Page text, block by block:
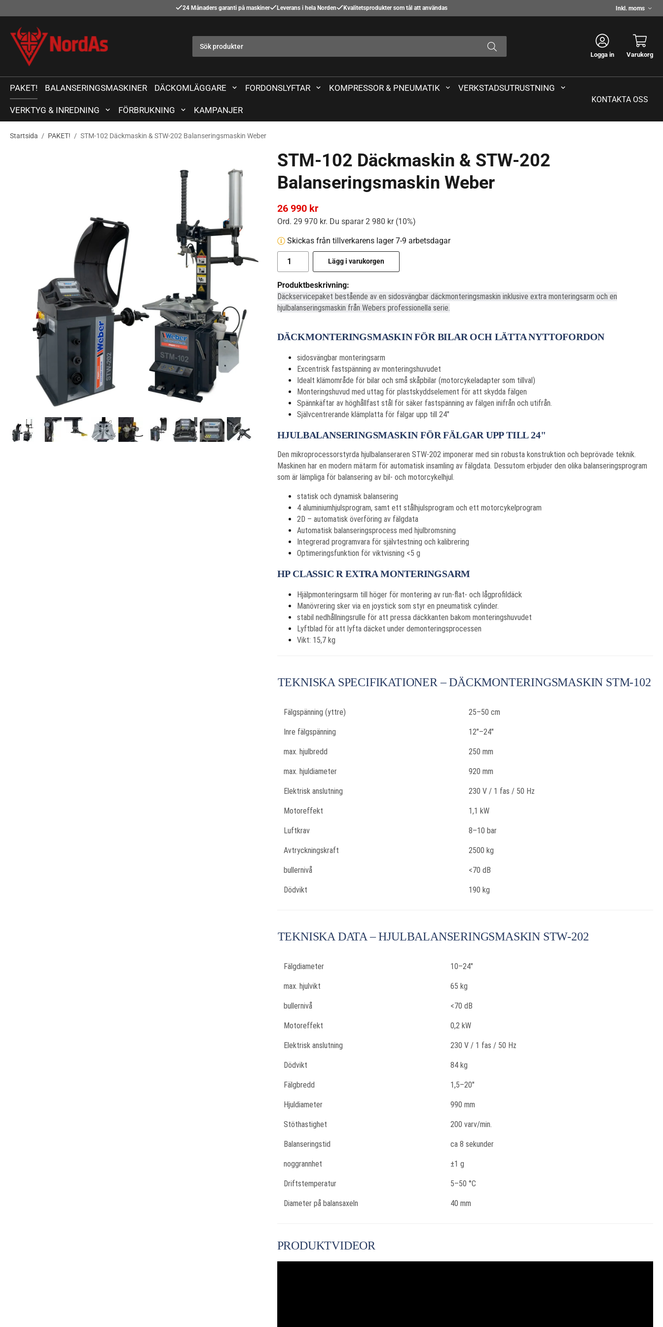
24 Månaders garanti på maskiner Leverans i hela Norden Kvalitetsprodukter som tål att användas
Välj
moms
Logga in Varukorg
PAKET! BALANSERINGSMASKINER DÄCKOMLÄGGARE FORDONSLYFTAR KOMPRESSOR & PNEUMATIK VERKSTADSUTRUSTNING
VERKTYG & INREDNING FÖRBRUKNING KAMPANJER
KONTAKTA OSS
Startsida / PAKET! / STM-102 Däckmaskin & STW-202 Balanseringsmaskin Weber
STM-102 Däckmaskin & STW-202
Balanseringsmaskin Weber
26 990 kr
Ord. 29 970 kr. Du sparar2 980 kr(10%)
Skickas från tillverkarens lager 7-9 arbetsdagar
Lägg i varukorgen
Produktbeskrivning:
Däckservicepaket bestående av en sidosvängbar däckmonteringsmaskin inklusive extra monteringsarm och en
hjulbalanseringsmaskin från Webers professionella serie.
DÄCKMONTERINGSMASKIN FÖR BILAR OCH LÄTTA NYTTOFORDON
sidosvängbar monteringsarm
Excentrisk fastspänning av monteringshuvudet
Idealt klämområde för bilar och små skåpbilar (motorcykeladapter som tillval)
Monteringshuvud med uttag för plastskyddselement för att skydda fälgen
Spännkäftar av höghållfast stål för säker fastspänning av fälgen inifrån och utifrån.
Självcentrerande klämplatta för fälgar upp till 24"
HJULBALANSERINGSMASKIN FÖR FÄLGAR UPP TILL 24"
Den mikroprocessorstyrda hjulbalanseraren STW-202 imponerar med sin robusta konstruktion och beprövade teknik.
Maskinen har en modern mätarm för automatisk insamling av fälgdata. Dessutom erbjuder den olika balanseringsprogram
som är lämpliga för balansering av bil- och motorcykelhjul.
statisk och dynamisk balansering
4 aluminiumhjulsprogram, samt ett stålhjulsprogram och ett motorcykelprogram
2D – automatisk överföring av fälgdata
Automatisk balanseringsprocess med hjulbromsning
Integrerad programvara för självtestning och kalibrering
Optimeringsfunktion för viktvisning <5 g
HP CLASSIC R EXTRA MONTERINGSARM
Hjälpmonteringsarm till höger för montering av run-flat- och lågprofildäck
Manövrering sker via en joystick som styr en pneumatisk cylinder.
stabil nedhållningsrulle för att pressa däckkanten bakom monteringshuvudet
Lyftblad för att lyfta däcket under demonteringsprocessen
Vikt: 15,7 kg
TEKNISKA SPECIFIKATIONER – DÄCKMONTERINGSMASKIN STM-102
Fälgspänning (yttre) 25–50 cm
Inre fälgspänning 12"–24"
max. hjulbredd 250 mm
max. hjuldiameter 920 mm
Elektrisk anslutning 230 V / 1 fas / 50 Hz
Motoreffekt 1,1 kW
Luftkrav 8–10 bar
Avtryckningskraft 2500 kg
bullernivå <70 dB
Dödvikt 190 kg
TEKNISKA DATA – HJULBALANSERINGSMASKIN STW-202
Fälgdiameter 10–24"
max. hjulvikt 65 kg
bullernivå <70 dB
Motoreffekt 0,2 kW
Elektrisk anslutning 230 V / 1 fas / 50 Hz
Dödvikt 84 kg
Fälgbredd 1,5–20"
Hjuldiameter 990 mm
Stöthastighet 200 varv/min.
Balanseringstid ca 8 sekunder
noggrannhet ±1 g
Driftstemperatur 5–50 °C
Diameter på balansaxeln 40 mm
PRODUKTVIDEOR